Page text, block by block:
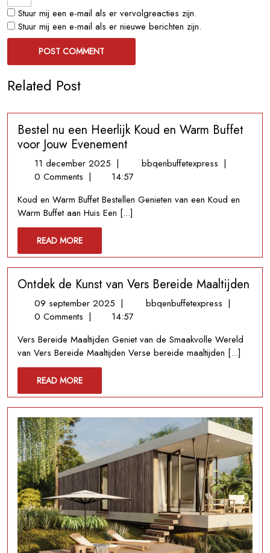
Stuur mij een e-mail als er vervolgreacties zijn.
Stuur mij een e-mail als er nieuwe berichten zijn.
Related Post
Bestel nu een Heerlijk Koud en Warm Buffet
voor Jouw Evenement
11 december 2025 11
december
| bbqenbuffetexpress Bestel
Heerlijk
Buffet
voor
Jouw
Evenement
|
0 Comments |
14:57
Koud en Warm Buffet Bestellen Genieten van een Koud en
Warm Buffet aan Huis Een [...]
READ MOREREAD
MORE
Ontdek de Kunst van Vers Bereide Maaltijden
09 september 2025 09
september
| bbqenbuffetexpress Ontdek
van
Vers
|
0 Comments |
14:57
Vers Bereide Maaltijden Geniet van de Smaakvolle Wereld
van Vers Bereide Maaltijden Verse bereide maaltijden [...]
READ MOREREAD
MORE